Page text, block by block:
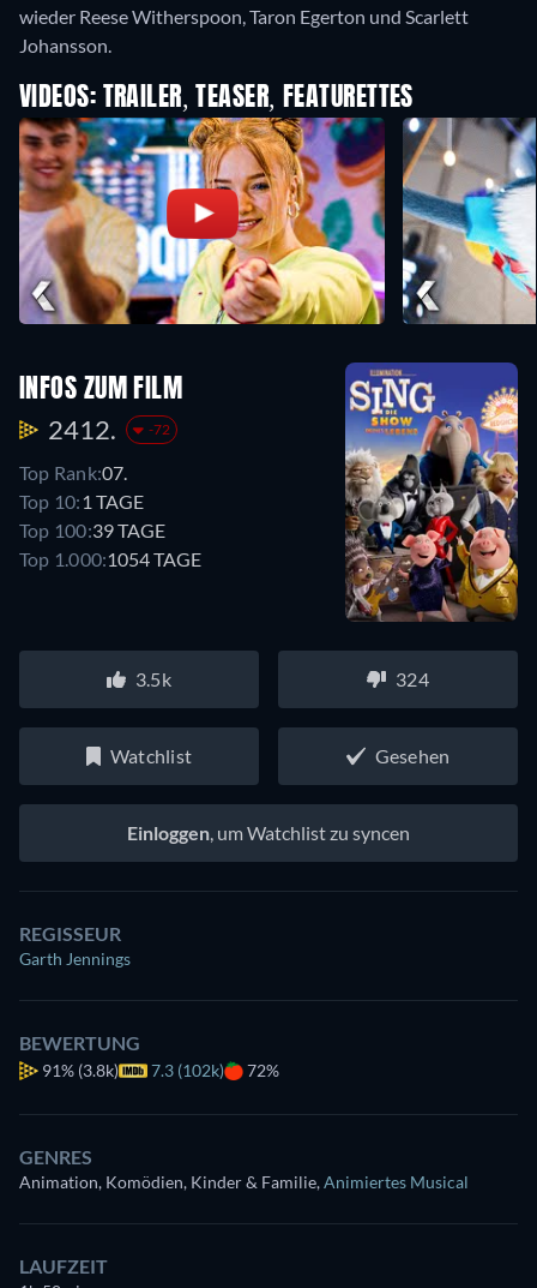
wieder Reese Witherspoon, Taron Egerton und Scarlett
Johansson.
VIDEOS: TRAILER, TEASER, FEATURETTES
INFOS ZUM FILM
2412. -72
Top Rank:07.
Top 10: 1 TAGE
Top 100:39 TAGE
Top 1.000:1054 TAGE
3.5k 324
Watchlist Gesehen
Einloggen , um Watchlist zu syncen
REGISSEUR
Garth Jennings
BEWERTUNG
91% (3.8k) 7.3 (102k) 72%
GENRES
Animation, Komödien, Kinder & Familie,Animiertes Musical
LAUFZEIT